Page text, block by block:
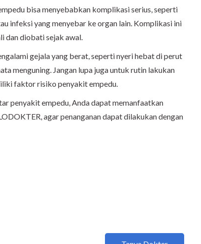
bisa menyebabkan komplikasi serius, seperti
infeksi yang menyebar ke organ lain. Komplikasi ini
dan diobati sejak awal.
gejala yang berat, seperti nyeri hebat di perut
menguning. Jangan lupa juga untuk rutin lakukan
faktor risiko penyakit empedu.
penyakit empedu, Anda dapat memanfaatkan
agar penanganan dapat dilakukan dengan